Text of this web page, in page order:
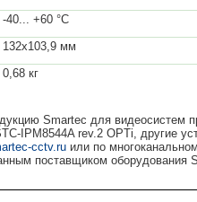
-40... +60 °С
132х103,9 мм
0,68 кг
Smartec для видеосистем
IPM8544A rev.2 OPTi, другие
cctv.ru или по
поставщиком оборудования